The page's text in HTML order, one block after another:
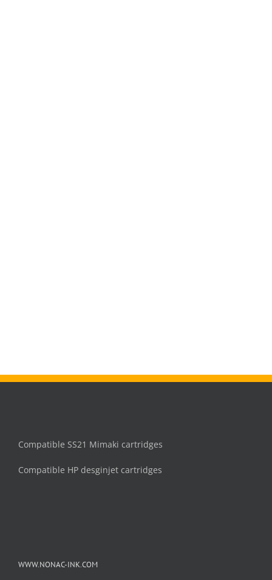
Compatible SS21 Mimaki cartridges
Compatible HP desginjet cartridges
WWW.NONAC-INK.COM